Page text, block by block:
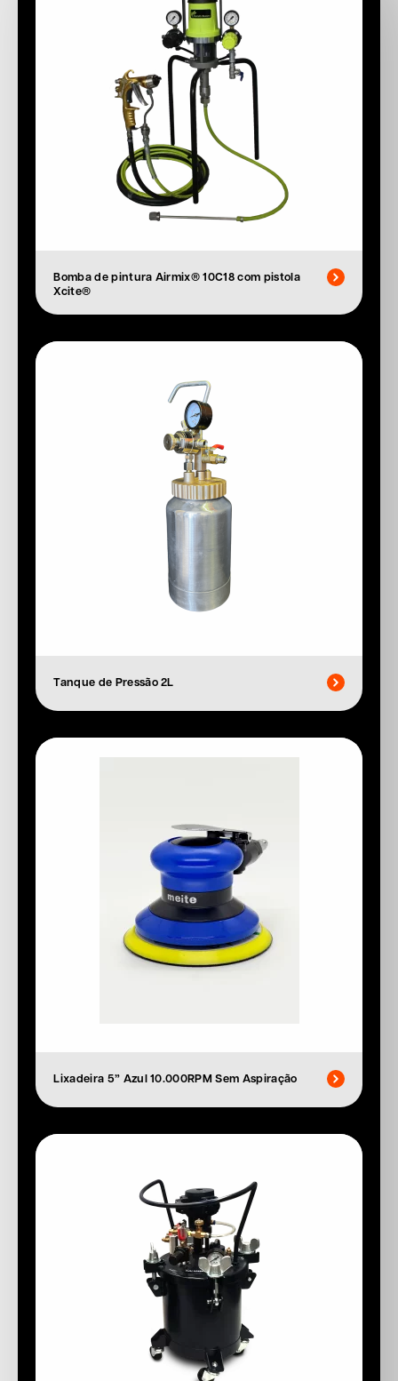
Bomba de pintura Airmix® 10C18 com pistola
Xcite®
Tanque de Pressão 2L
Lixadeira 5” Azul 10.000RPM Sem Aspiração